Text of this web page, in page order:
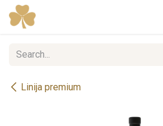
Skip to Content
Linija premium